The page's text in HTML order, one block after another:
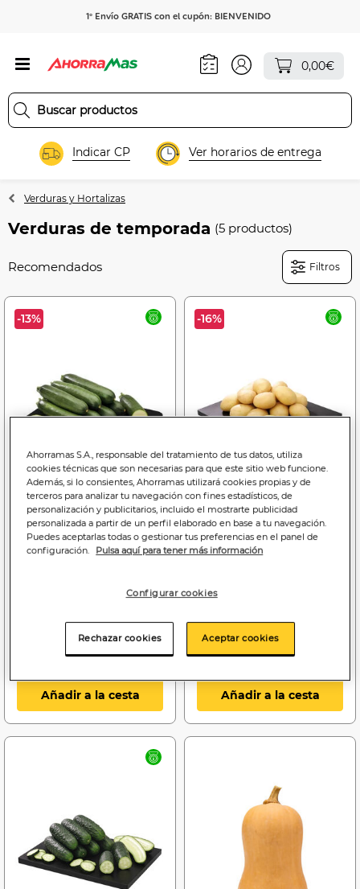
1º Envío GRATIS con el cupón: BIENVENIDO
0,00€
Indicar CP Ver horarios de entrega
Verduras y Hortalizas
Verduras de temporada (5 productos)
Filtros
-13%
Price reduced from
,59€to
1,39€
1,39€/kg
Bajada de precio a1.39€
(06/08/26 - 12/08/26)
Añadir a la cesta
-16%
Price reduced
1,89€to
1,59€
1,89€ 1,59€/kg
Patata
Bajada de precio a
(06/08/26 - 12/08/26)
Añadir a la cesta
Ahorramas S.A., responsable del tratamiento de tus datos, utiliza
cookies técnicas que son necesarias para que este sitio web funcione.
Además, si lo consientes, Ahorramas utilizará cookies propias y de
terceros para analizar tu navegación con fines estadísticos, de
personalización y publicitarios, incluido el mostrarte publicidad
personalizada a partir de un perfil elaborado en base a tu navegación.
Puedes aceptarlas todas o gestionar tus preferencias en el panel de
configuración.
Pulsa aquí para tener más información
Configurar cookies
Rechazar cookies Aceptar cookies